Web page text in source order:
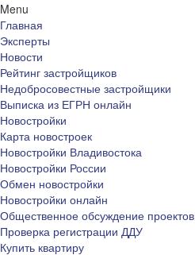
Menu
Главная
Эксперты
Новости
Рейтинг застройщиков
Недобросовестные застройщики
Выписка из ЕГРН онлайн
Новостройки
Карта новостроек
Новостройки Владивостока
Новостройки России
Обмен новостройки
Новостройки онлайн
Общественное обсуждение проектов
Проверка регистрации ДДУ
Купить квартиру